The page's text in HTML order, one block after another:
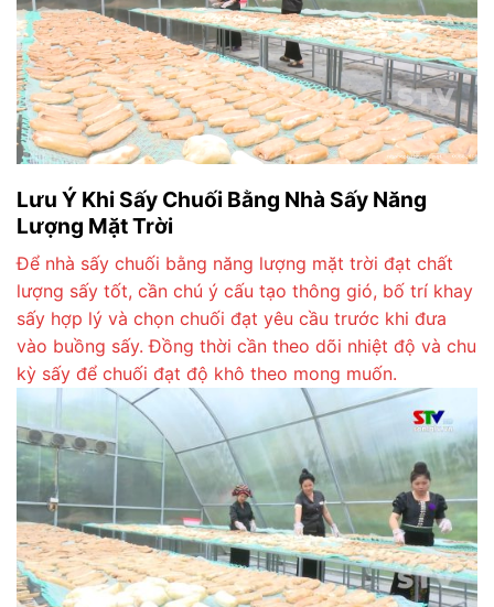
Lưu Ý Khi Sấy Chuối Bằng Nhà Sấy Năng
Lượng Mặt Trời
Để nhà sấy chuối bằng năng lượng mặt trời đạt chất
lượng sấy tốt, cần chú ý cấu tạo thông gió, bố trí khay
sấy hợp lý và chọn chuối đạt yêu cầu trước khi đưa
vào buồng sấy. Đồng thời cần theo dõi nhiệt độ và chu
kỳ sấy để chuối đạt độ khô theo mong muốn.